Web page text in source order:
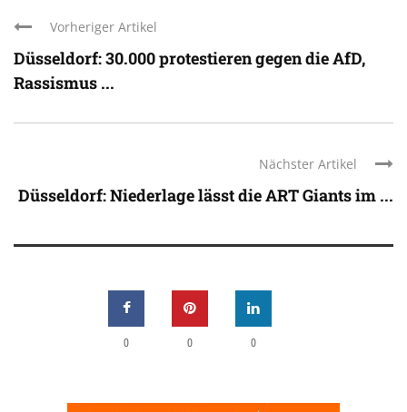
Vorheriger Artikel
Düsseldorf: 30.000 protestieren gegen die AfD,
Rassismus ...
Nächster Artikel
Düsseldorf: Niederlage lässt die ART Giants im ...
0 0 0